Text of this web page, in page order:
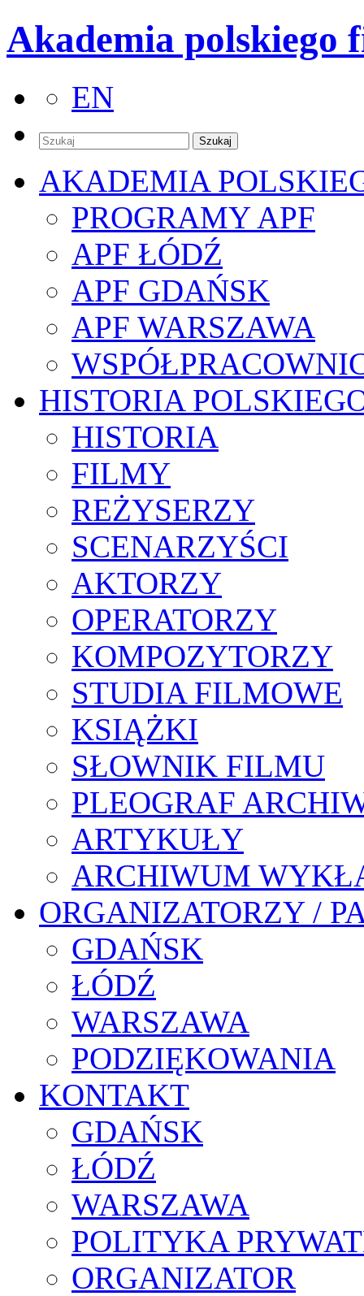
Akademia polskiego
EN
AKADEMIA
PROGRAMY APF
APF ŁÓDŹ
APF GDAŃSK
APF WARSZAWA
HISTORIA
HISTORIA
FILMY
REŻYSERZY
SCENARZYŚCI
AKTORZY
OPERATORZY
KOMPOZYTORZY
STUDIA FILMOWE
KSIĄŻKI
SŁOWNIK FILMU
PLEOGRAF
ARTYKUŁY
ARCHIWUM
ORGANIZATORZY /
GDAŃSK
ŁÓDŹ
WARSZAWA
PODZIĘKOWANIA
KONTAKT
GDAŃSK
ŁÓDŹ
WARSZAWA
POLITYKA
ORGANIZATOR